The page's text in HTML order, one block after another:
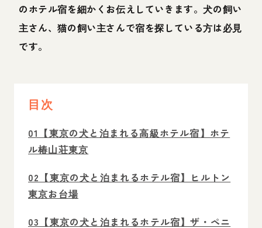
のホテル宿を細かくお伝えしていきます。犬の飼い
主さん、猫の飼い主さんで宿を探している方は必見
です。
目次
01【東京の犬と泊まれる高級ホテル宿】ホテ
ル椿山荘東京
02【東京の犬と泊まれるホテル宿】ヒルトン
東京お台場
03【東京の犬と泊まれるホテル宿】ザ・ペニ